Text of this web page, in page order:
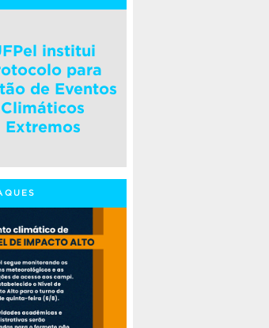
institui
para
de Eventos
Climáticos
Extremos